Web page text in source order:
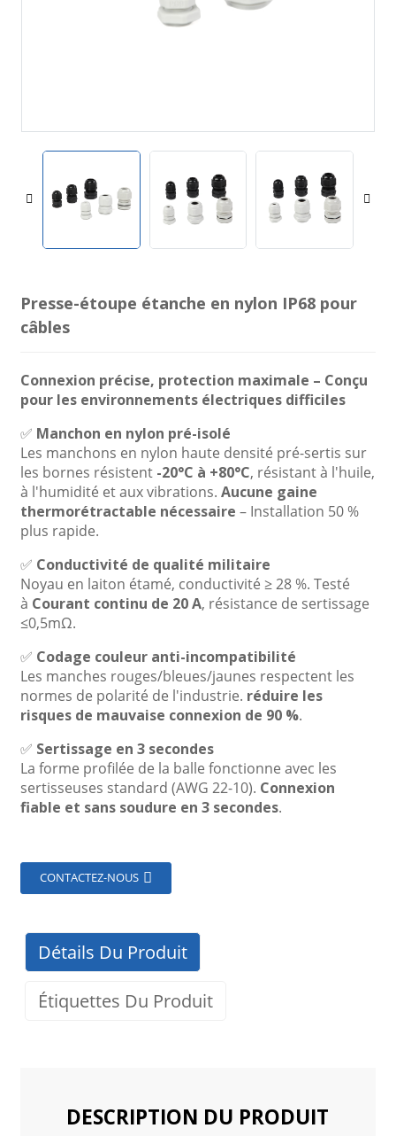
Presse-étoupe étanche en nylon IP68 pour
câbles
Connexion précise, protection maximale – Conçu
pour les environnements électriques difficiles
✅ Manchon en nylon pré-isolé
Les manchons en nylon haute densité pré-sertis sur
les bornes résistent -20°C à +80°C, résistant à l'huile,
à l'humidité et aux vibrations. Aucune gaine
thermorétractable nécessaire – Installation 50 %
plus rapide.
✅ Conductivité de qualité militaire
Noyau en laiton étamé, conductivité ≥ 28 %. Testé
à Courant continu de 20 A, résistance de sertissage
≤0,5mΩ.
✅ Codage couleur anti-incompatibilité
Les manches rouges/bleues/jaunes respectent les
normes de polarité de l'industrie. réduire les
risques de mauvaise connexion de 90 %.
✅ Sertissage en 3 secondes
La forme profilée de la balle fonctionne avec les
sertisseuses standard (AWG 22-10). Connexion
fiable et sans soudure en 3 secondes.
CONTACTEZ-NOUS
Détails Du Produit
Étiquettes Du Produit
DESCRIPTION DU PRODUIT